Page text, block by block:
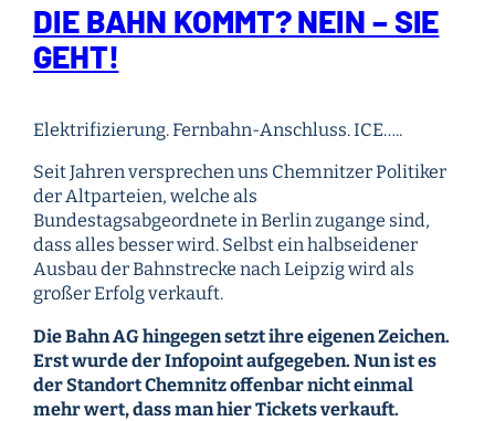
DIE BAHN KOMMT? NEIN – SIE
GEHT!
Elektrifizierung. Fernbahn-Anschluss. ICE…..
Seit Jahren versprechen uns Chemnitzer Politiker
der Altparteien, welche als
Bundestagsabgeordnete in Berlin zugange sind,
dass alles besser wird. Selbst ein halbseidener
Ausbau der Bahnstrecke nach Leipzig wird als
großer Erfolg verkauft.
Die Bahn AG hingegen setzt ihre eigenen Zeichen.
Erst wurde der Infopoint aufgegeben. Nun ist es
der Standort Chemnitz offenbar nicht einmal
mehr wert, dass man hier Tickets verkauft.